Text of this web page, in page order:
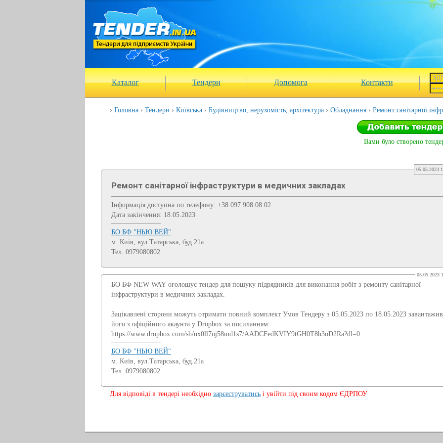
Каталог Тендери Допомога Контакти
Головна Тендери Київська Будівництво, нерухомість, архітектура Обладнання Ремонт санітарної
Вами було створено
05.05.2023
Ремонт санітарної інфраструктури в медичних закладах
Інформація доступна по телефону: +38 097 908 08 02
Дата закінчення: 18.05.2023
БО БФ "НЬЮ ВЕЙ"
м. Київ, вул.Татарська, буд.21а
Тел. 0979080802
05.05.2023
БО БФ NEW WAY оголошує тендер для пошуку підрядників для виконання робіт з ремонту санітарної
інфраструктури в медичних закладах.
Зацікавлені сторони можуть отримати повний комплект Умов Тендеру з 05.05.2023 по 18.05.2023
його з офіційного акаунта у Dropbox за посиланням:
https://www.dropbox.com/sh/ux0ll7nj58md1s7/AADCFedKVIY9tGH0T8h3oD2Ra?dl=0
БО БФ "НЬЮ ВЕЙ"
м. Київ, вул.Татарська, буд.21а
Тел. 0979080802
Для відповіді в тендері необхідно зарєеструватись і увійти під своим кодом ЄДРПОУ